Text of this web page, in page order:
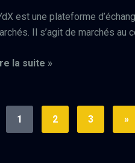
est une plateforme
Il s’agit de marchés au
la suite »
1 2 3 »